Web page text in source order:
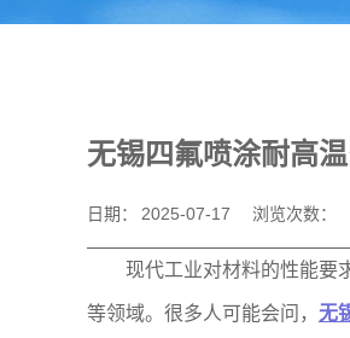
无锡四氟喷涂耐高温
日期： 2025-07-17 浏览次数：
现代工业对材料的性能要
等领域。很多人可能会问， 无